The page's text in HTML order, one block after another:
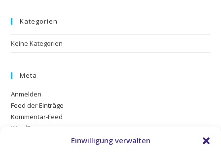
Einwilligung verwalten
Kategorien
Keine Kategorien
Meta
Anmelden
Feed der Einträge
Kommentar-Feed
WordPress.org